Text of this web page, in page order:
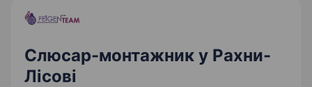
Слюсар-монтажник у Рахни-
Лісові